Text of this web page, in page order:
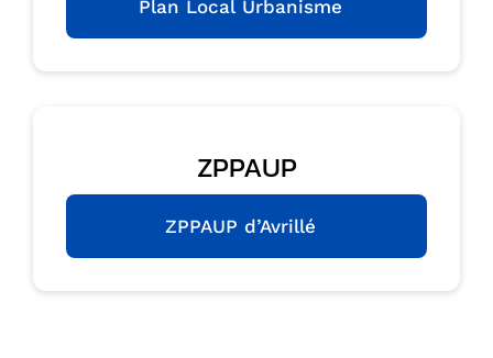
Plan Local Urbanisme
ZPPAUP
ZPPAUP d’Avrillé